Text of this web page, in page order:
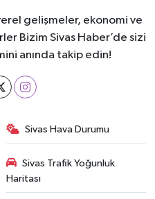
gelişmeler, ekonomi ve
Bizim Sivas Haber’de sizi
anında takip edin!
Sivas Hava Durumu
Sivas Trafik Yoğunluk
Haritası